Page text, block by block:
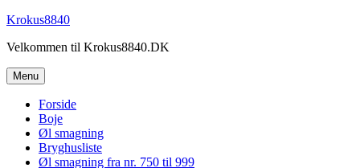
Videre
indhold
Krokus8840
Velkommen til Krokus8840.DK
Menu
Forside
Boje
Øl smagning
Bryghusliste
Øl smagning fra nr. 750 til 999